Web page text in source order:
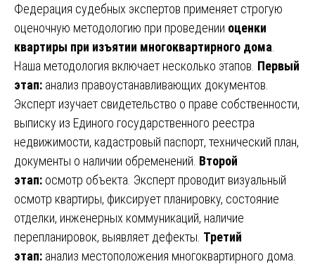
Федерация судебных экспертов применяет строгую
оценочную методологию при проведении оценки
квартиры при изъятии многоквартирного дома
Наша методология включает несколько этапов. Первый
этап: анализ правоустанавливающих документов.
Эксперт изучает свидетельство о праве собственности,
выписку из Единого государственного реестра
недвижимости, кадастровый паспорт, технический план,
документы о наличии обременений. Второй
этап: осмотр объекта. Эксперт проводит визуальный
осмотр квартиры, фиксирует планировку, состояние
отделки, инженерных коммуникаций, наличие
перепланировок, выявляет дефекты. Третий
этап: анализ местоположения многоквартирного дома.